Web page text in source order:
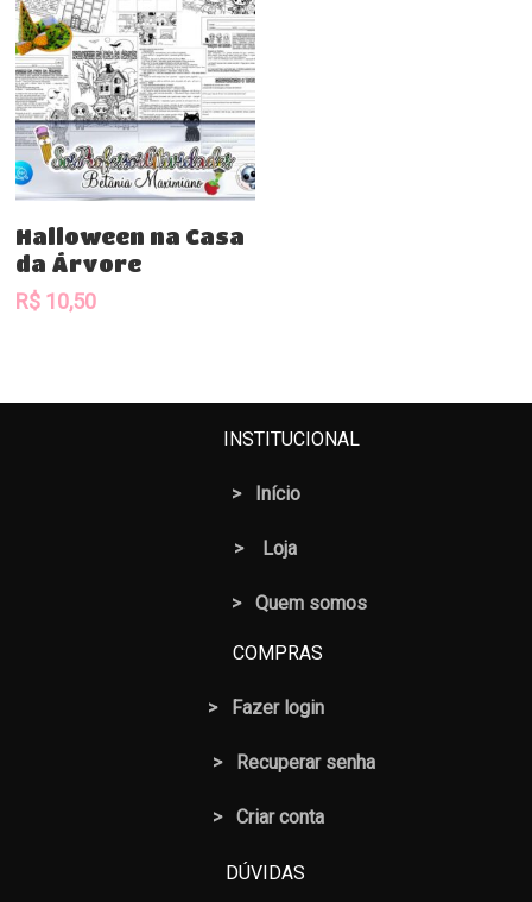
Halloween na Casa
da Árvore
R$ 10,50
INSTITUCIONAL
> Início
> Loja
> Quem somos
COMPRAS
> Fazer login
> Recuperar senha
> Criar conta
DÚVIDAS